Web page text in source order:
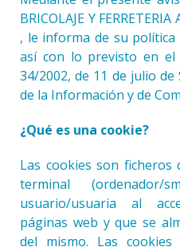
BRICOLAJE Y FERRETERIA
, le informa de su política
así con lo previsto en el
34/2002, de 11 de julio de
de la Información y de
¿Qué es una cookie?
Las cookies son ficheros
terminal (ordenador/
usuario/usuaria al
páginas web y que se
del mismo. Las